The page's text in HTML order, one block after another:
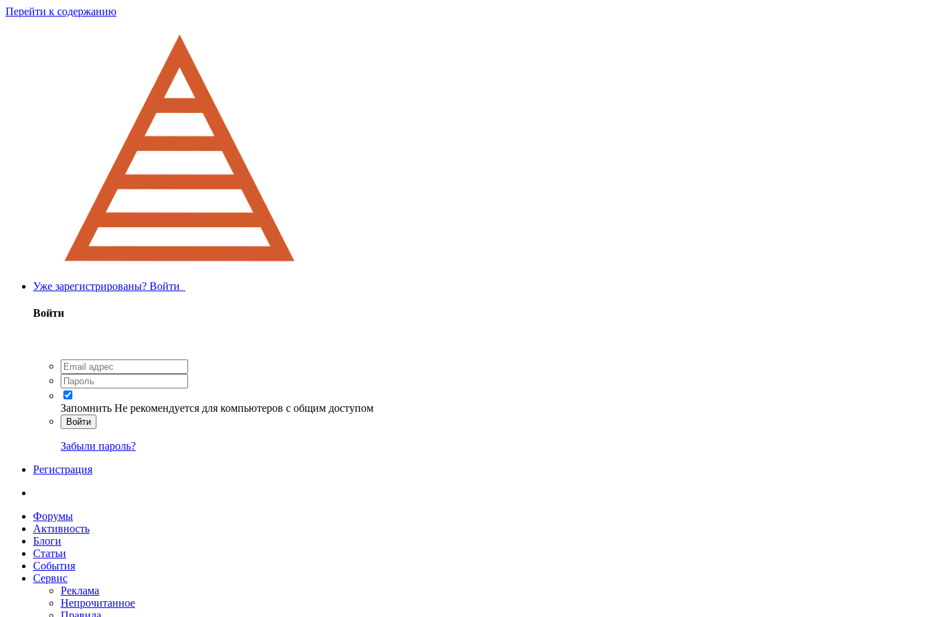
Перейти к содержанию
Уже зарегистрированы? Войти
Войти
Запомнить Не рекомендуется для компьютеров с общим доступом
Войти
Забыли пароль?
Регистрация
Форумы
Активность
Блоги
Статьи
События
Сервис
Реклама
Непрочитанное